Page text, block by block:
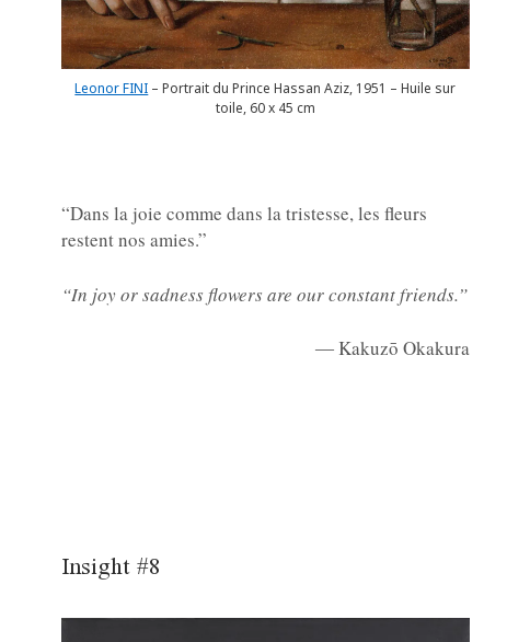
Leonor FINI – Portrait du Prince Hassan Aziz, 1951 – Huile sur
toile, 60 x 45 cm
“Dans la joie comme dans la tristesse, les fleurs
restent nos amies.”
“In joy or sadness flowers are our constant friends.”
― Kakuzō Okakura
Insight #8